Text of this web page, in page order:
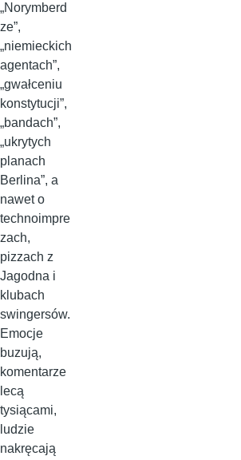
„Norymberd
ze”,
„niemieckich
agentach”,
„gwałceniu
konstytucji”,
„bandach”,
„ukrytych
planach
Berlina”, a
nawet o
technoimpre
zach,
pizzach z
Jagodna i
klubach
swingersów.
Emocje
buzują,
komentarze
lecą
tysiącami,
ludzie
nakręcają